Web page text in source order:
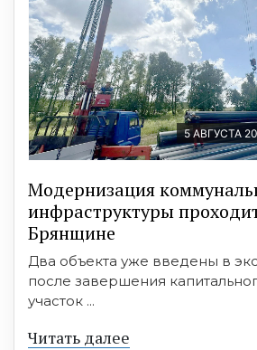
5 АВГУСТА
Модернизация
инфраструктуры
Брянщине
Два объекта уже введены в
после завершения
участок ...
Читать далее